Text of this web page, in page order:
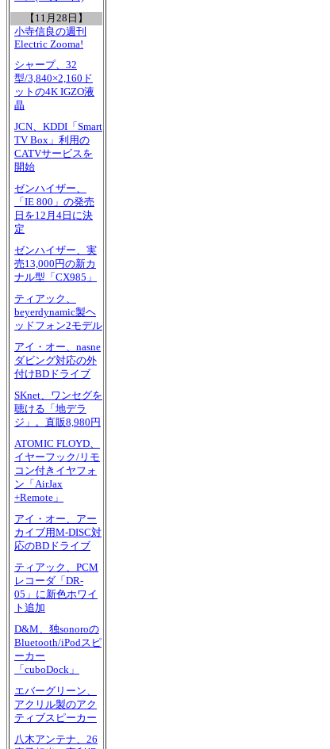
【11月28日】
小寺信良の週刊
Electric Zooma!
シャープ、32
型/3,840×2,160ド
ットの4K IGZO液
晶
JCN、KDDI「Smart
TV Box」利用の
CATVサービスを
開始
ゼンハイザー、
「IE 800」の発売
日を12月4日に決
定
ゼンハイザー、実
売13,000円の新カ
ナル型「CX985」
ティアック、
beyerdynamic製ヘ
ッドフォン2モデル
アイ・オー、nasne
ダビング対応の外
付けBDドライブ
SKnet、ワンセグを
聴ける「地デラ
ジ」。直販8,980円
ATOMIC FLOYD、
イヤーフック/リモ
コン付きイヤフォ
ン「AirJax
+Remote」
アイ・オー、アー
カイブ用M-DISC対
応のBDドライブ
ティアック、PCM
レコーダ「DR-
05」に新色ホワイ
ト追加
D&M、独sonoroの
Bluetooth/iPodスピ
ーカー
「cuboDock」
エバーグリーン、
アクリル製のアク
ティブスピーカー
八木アンテナ、26